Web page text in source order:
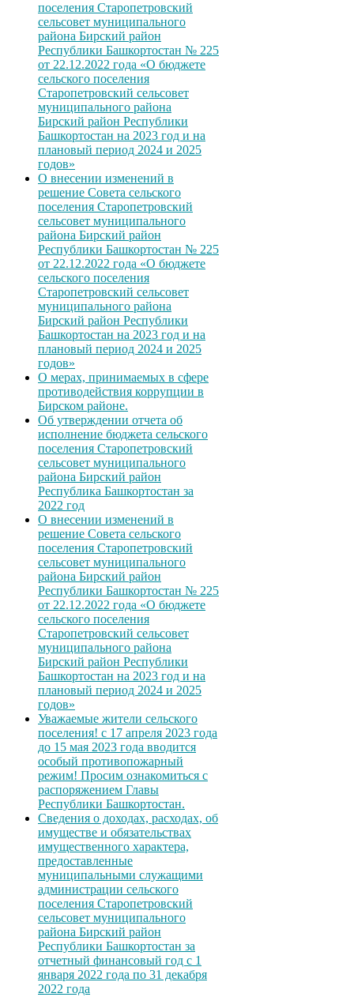
поселения Старопетровский
сельсовет муниципального
района Бирский район
Республики Башкортостан № 225
от 22.12.2022 года «О бюджете
сельского поселения
Старопетровский сельсовет
муниципального района
Бирский район Республики
Башкортостан на 2023 год и на
плановый период 2024 и 2025
годов»
О внесении изменений в
решение Совета сельского
поселения Старопетровский
сельсовет муниципального
района Бирский район
Республики Башкортостан № 225
от 22.12.2022 года «О бюджете
сельского поселения
Старопетровский сельсовет
муниципального района
Бирский район Республики
Башкортостан на 2023 год и на
плановый период 2024 и 2025
годов»
О мерах, принимаемых в сфере
противодействия коррупции в
Бирском районе.
Об утверждении отчета об
исполнение бюджета сельского
поселения Старопетровский
сельсовет муниципального
района Бирский район
Республика Башкортостан за
2022 год
О внесении изменений в
решение Совета сельского
поселения Старопетровский
сельсовет муниципального
района Бирский район
Республики Башкортостан № 225
от 22.12.2022 года «О бюджете
сельского поселения
Старопетровский сельсовет
муниципального района
Бирский район Республики
Башкортостан на 2023 год и на
плановый период 2024 и 2025
годов»
Уважаемые жители сельского
поселения! с 17 апреля 2023 года
до 15 мая 2023 года вводится
особый противопожарный
режим! Просим ознакомиться с
распоряжением Главы
Республики Башкортостан.
Сведения о доходах, расходах, об
имуществе и обязательствах
имущественного характера,
предоставленные
муниципальными служащими
администрации сельского
поселения Старопетровский
сельсовет муниципального
района Бирский район
Республики Башкортостан за
отчетный финансовый год с 1
января 2022 года по 31 декабря
2022 года